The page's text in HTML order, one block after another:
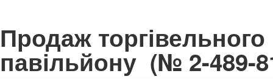
Продаж торгівельного
павільйону (№ 2-489-